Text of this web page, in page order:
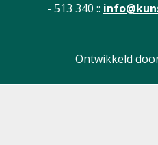
- 513 340 ::
Ontwikkeld